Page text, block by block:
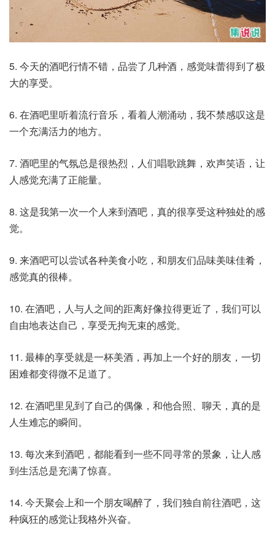
5. 今天的酒吧行情不错，品尝了几种酒，感觉味蕾得到了极
大的享受。
6. 在酒吧里听着流行音乐，看着人潮涌动，我不禁感叹这是
一个充满活力的地方。
7. 酒吧里的气氛总是很热烈，人们唱歌跳舞，欢声笑语，让
人感觉充满了正能量。
8. 这是我第一次一个人来到酒吧，真的很享受这种独处的感
觉。
9. 来酒吧可以尝试各种美食小吃，和朋友们品味美味佳肴，
感觉真的很棒。
10. 在酒吧，人与人之间的距离好像拉得更近了，我们可以
自由地表达自己，享受无拘无束的感觉。
11. 最棒的享受就是一杯美酒，再加上一个好的朋友，一切
困难都变得微不足道了。
12. 在酒吧里见到了自己的偶像，和他合照、聊天，真的是
人生难忘的瞬间。
13. 每次来到酒吧，都能看到一些不同寻常的景象，让人感
到生活总是充满了惊喜。
14. 今天聚会上和一个朋友喝醉了，我们独自前往酒吧，这
种疯狂的感觉让我格外兴奋。